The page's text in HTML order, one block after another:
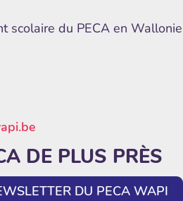
scolaire du PECA en Wallonie
DE PLUS PRÈS
DU PECA WAPI